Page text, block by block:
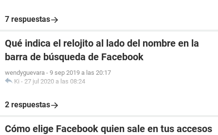
7 respuestas
Qué indica el relojito al lado del nombre en la
barra de búsqueda de Facebook
wendyguevara - 9 sep 2019 a las 20:17
Ki - 27 jul 2020 a las 08:24
2 respuestas
Cómo elige Facebook quien sale en tus accesos